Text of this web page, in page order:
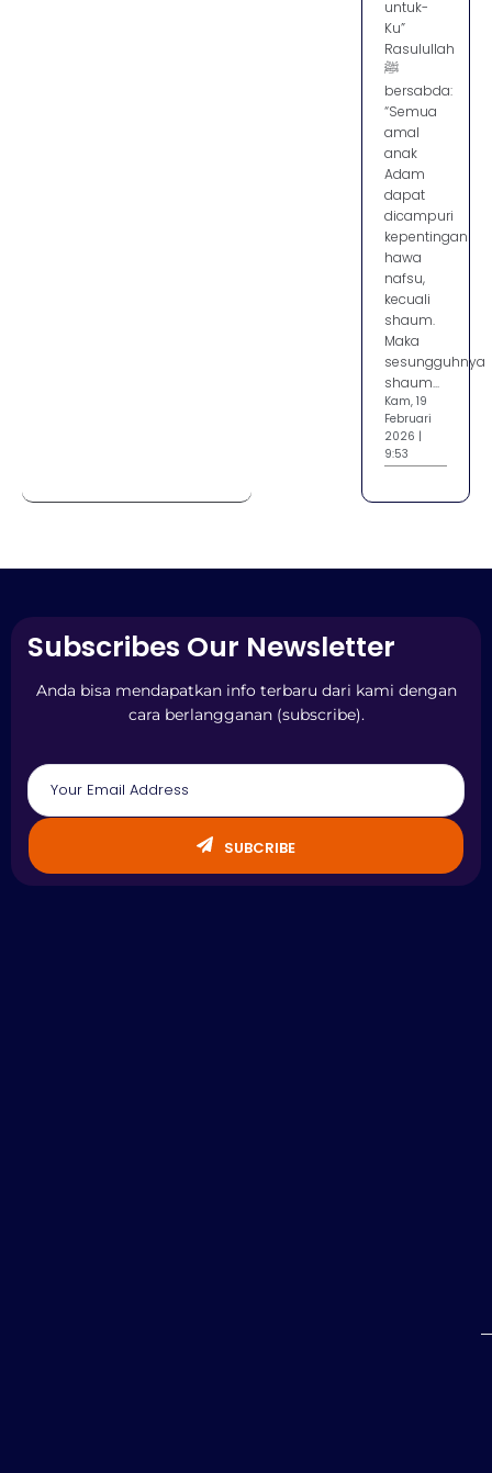
untuk-
Ku”
Rasulullah
ﷺ
bersabda:
“Semua
amal
anak
Adam
dapat
dicampuri
kepentingan
hawa
nafsu,
kecuali
shaum.
Maka
sesungguhnya
shaum...
Kam, 19
Februari
2026 |
9:53
Subscribes Our Newsletter
Anda bisa mendapatkan info terbaru dari kami dengan
cara berlangganan (subscribe).
SUBCRIBE